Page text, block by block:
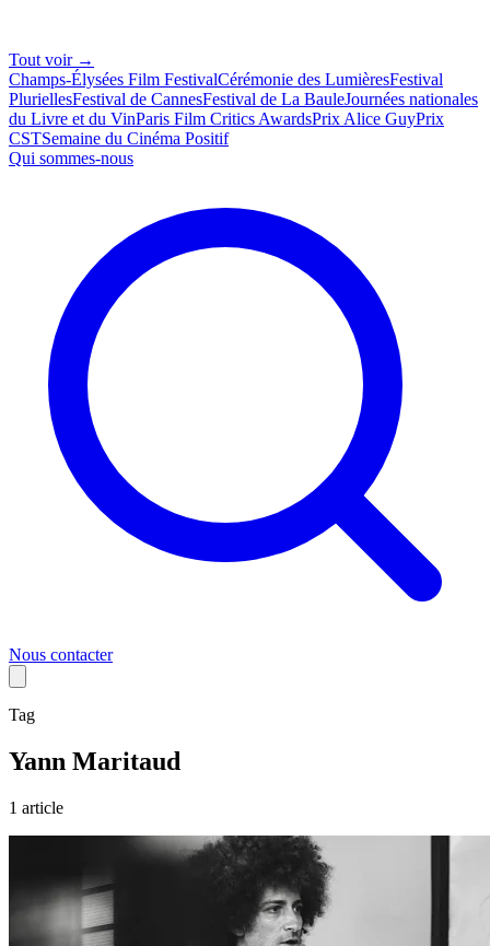
Tout voir →
Champs-Élysées Film FestivalCérémonie des LumièresFestival
PluriellesFestival de CannesFestival de La BauleJournées nationales
du Livre et du VinParis Film Critics AwardsPrix Alice GuyPrix
CSTSemaine du Cinéma Positif
Qui sommes-nous
Nous contacter
Tag
Yann Maritaud
1 article